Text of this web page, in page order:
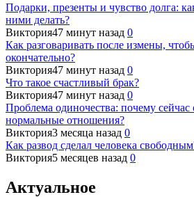
Подарки, презенты и чувство долга:
ними делать?
Виктория47 минут назад 0
Как разговаривать после измены,
окончательно?
Виктория47 минут назад 0
Что такое счастливый брак?
Виктория47 минут назад 0
Проблема одиночества: почему сейчас
нормальные отношения?
Виктория3 месяца назад 0
Как развод сделал человека
Виктория5 месяцев назад 0
Актуальное